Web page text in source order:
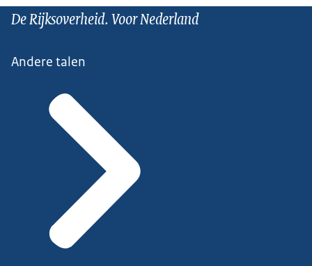
De Rijksoverheid. Voor Nederland
Andere talen